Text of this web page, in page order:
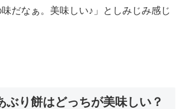
だなぁ。美味しい♪」としみじみ感じ
ぶり餅はどっちが美味しい？